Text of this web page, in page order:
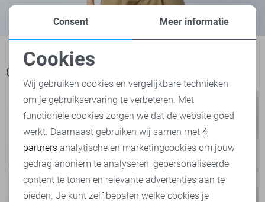
Ook het bekijken waard
Noodzakelijke cookies
Personalisatie cookies
Analytische cookies
Marketing cookies
Consent Meer informatie
Cookies
Wij gebruiken cookies en vergelijkbare technieken
om je gebruikservaring te verbeteren. Met
functionele cookies zorgen we dat de website goed
werkt. Daarnaast gebruiken wij samen met 4
partners analytische en marketingcookies om jouw
gedrag anoniem te analyseren, gepersonaliseerde
content te tonen en relevante advertenties aan te
bieden. Je kunt zelf bepalen welke cookies je